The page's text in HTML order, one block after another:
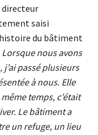
directeur
saisi
du bâtiment
Lorsque nous avons
passé plusieurs
à nous. Elle
temps, c’était
Le bâtiment a
un refuge, un lieu